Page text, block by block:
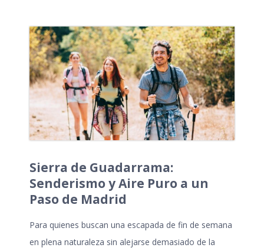
Sierra de Guadarrama:
Senderismo y Aire Puro a un
Paso de Madrid
Para quienes buscan una escapada de fin de semana
en plena naturaleza sin alejarse demasiado de la